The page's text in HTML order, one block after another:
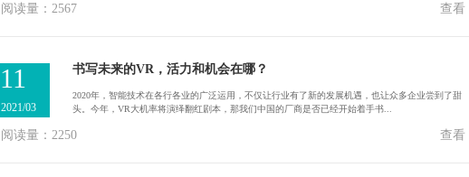
阅读量：2567 查看
书写未来的VR，活力和机会在哪？
2020年，智能技术在各行各业的广泛运用，不仅让行业有了新的发展机遇，也让众多企业尝到了甜
头。今年，VR大机率将演绎翻红剧本，那我们中国的厂商是否已经开始着手书...
阅读量：2250 查看
11
2021/03